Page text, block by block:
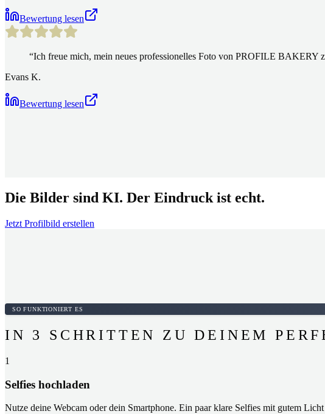
Bewertung lesen
“Ich freue mich, mein neues professionelles Foto von PROFILE BAKERY
Evans K.
Bewertung lesen
Die Bilder sind KI. Der Eindruck ist echt.
Jetzt Profilbild erstellen
SO FUNKTIONIERT ES
IN 3 SCHRITTEN ZU DEINEM
1
Selfies hochladen
Nutze deine Webcam oder dein Smartphone. Ein paar klare Selfies mit gutem